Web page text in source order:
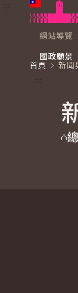
跳到主要內容
網站導覽
國政願景
國家氣候變
重要談話
總統府新聞
影音頻道
賴清德總統
參觀資訊
首頁
新聞